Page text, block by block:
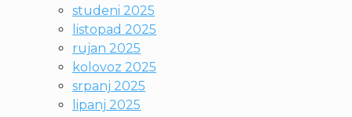
studeni 2025
listopad 2025
rujan 2025
kolovoz 2025
srpanj 2025
lipanj 2025